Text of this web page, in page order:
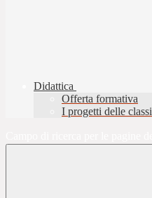
Didattica
Offerta formativa
I progetti delle classi